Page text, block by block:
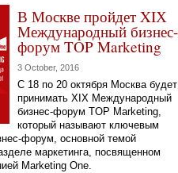
В Москве пройдет XIХ
Международный бизнес-
форум TOP Marketing
3 October, 2016
С 18 по 20 октября Москва будет
принимать XIХ Международный
бизнес-форум TOP Marketing,
который называют ключевым
форум, основной темой
маркетинга, посвященном
Marketing One.